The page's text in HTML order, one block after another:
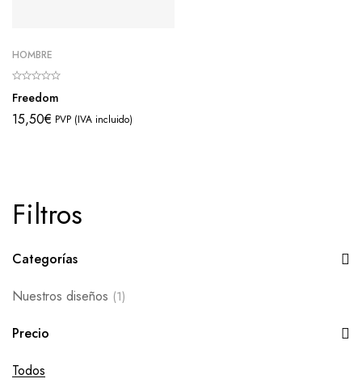
Filtros
Categorías
Nuestros diseños (1)
Precio
Todos
HOMBRE
Freedom
15,50€ PVP (IVA incluido)